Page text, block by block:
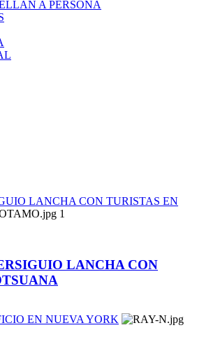
A PERSONA
LANCHA CON TURISTAS EN
1
LANCHA CON
EN NUEVA YORK